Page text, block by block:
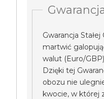
Gwarancja
martwić
walut (Euro/
Dzięki tej
obozu nie
kwocie, w której